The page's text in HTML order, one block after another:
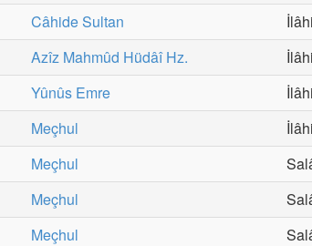
Câhide Sultan İlâhi
Azîz Mahmûd Hüdâî Hz. İlâhi
Yûnûs Emre İlâhi
Meçhul İlâhi
Meçhul
Meçhul
Meçhul